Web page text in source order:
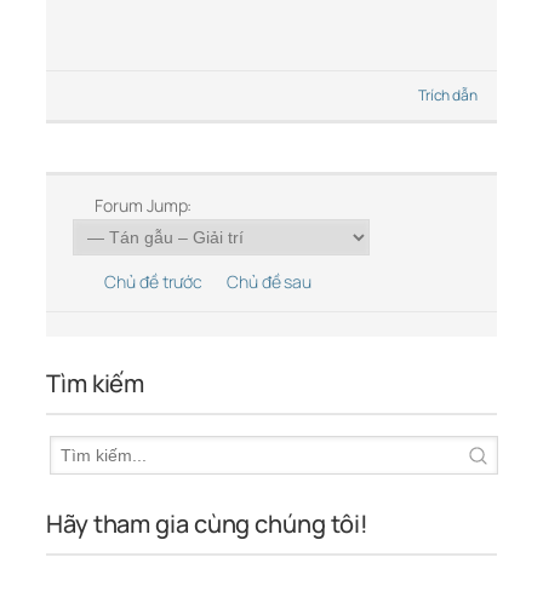
Trích dẫn
Forum Jump:
Chủ đề trước Chủ đề sau
Tìm kiếm
Hãy tham gia cùng chúng tôi!